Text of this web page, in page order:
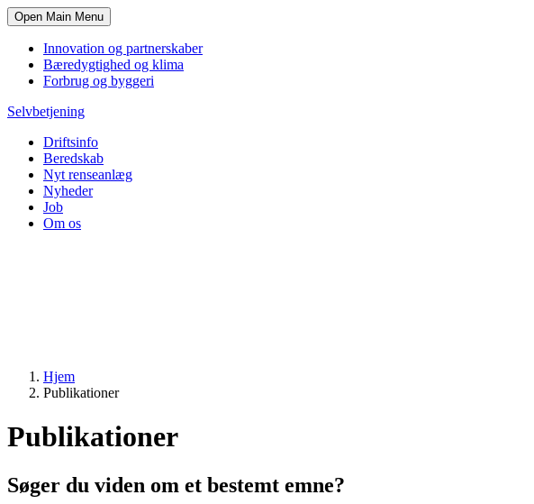
Open Main Menu
Innovation og partnerskaber
Bæredygtighed og klima
Forbrug og byggeri
Selvbetjening
Driftsinfo
Beredskab
Nyt renseanlæg
Nyheder
Job
Om os
Hjem
Publikationer
Publikationer
Søger du viden om et bestemt emne?